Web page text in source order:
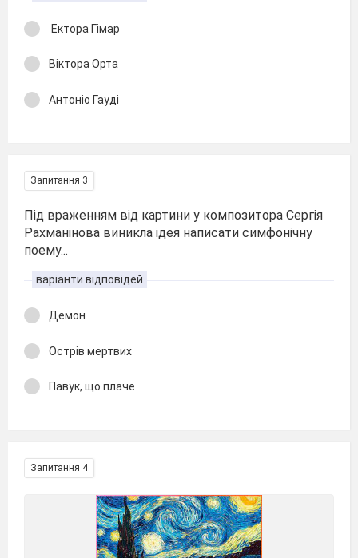
Ектора Гімар
Віктора Орта
Антоніо Гауді
Запитання 3
Під враженням від картини у композитора Сергія
Рахманінова виникла ідея написати симфонічну
поему...
варіанти відповідей
Демон
Острів мертвих
Павук, що плаче
Запитання 4